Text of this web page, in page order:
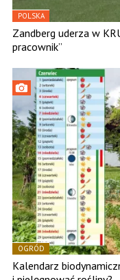
POLSKA
Zandberg uderza w
pracownik”
OGRÓD
Kalendarz